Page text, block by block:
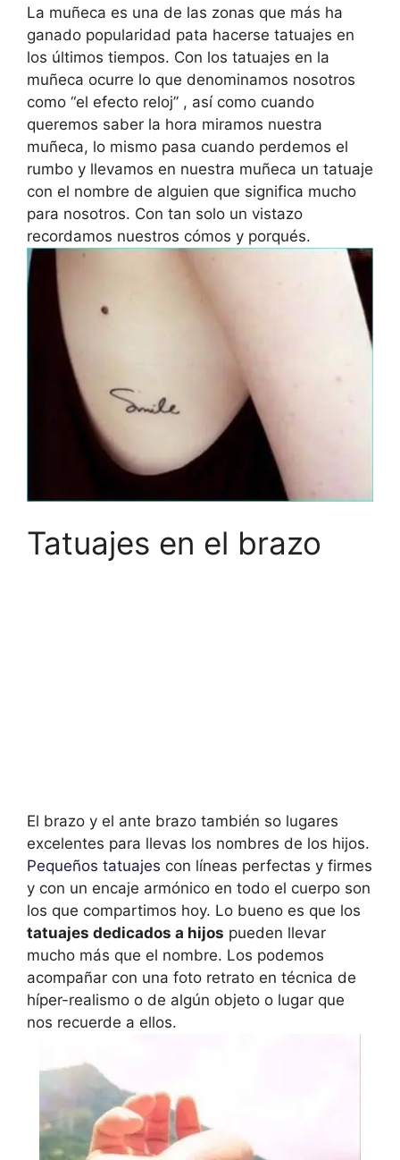
La muñeca es una de las zonas que más ha
ganado popularidad pata hacerse tatuajes en
los últimos tiempos. Con los tatuajes en la
muñeca ocurre lo que denominamos nosotros
como “el efecto reloj” , así como cuando
queremos saber la hora miramos nuestra
muñeca, lo mismo pasa cuando perdemos el
rumbo y llevamos en nuestra muñeca un tatuaje
con el nombre de alguien que significa mucho
para nosotros. Con tan solo un vistazo
recordamos nuestros cómos y porqués.
Tatuajes en el brazo
El brazo y el ante brazo también so lugares
excelentes para llevas los nombres de los hijos.
Pequeños tatuajes con líneas perfectas y firmes
y con un encaje armónico en todo el cuerpo son
los que compartimos hoy. Lo bueno es que los
tatuajes dedicados a hijos pueden llevar
mucho más que el nombre. Los podemos
acompañar con una foto retrato en técnica de
híper-realismo o de algún objeto o lugar que
nos recuerde a ellos.